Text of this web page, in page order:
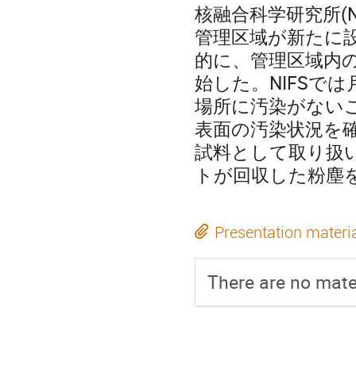
核融合科学研究所
管理区域が新たに
的に、管理区域内
始した。NIFSでは
場所に汚染がない
表面の汚染状況を
試料として取り扱
トが回収した粉
Presentation
There are no